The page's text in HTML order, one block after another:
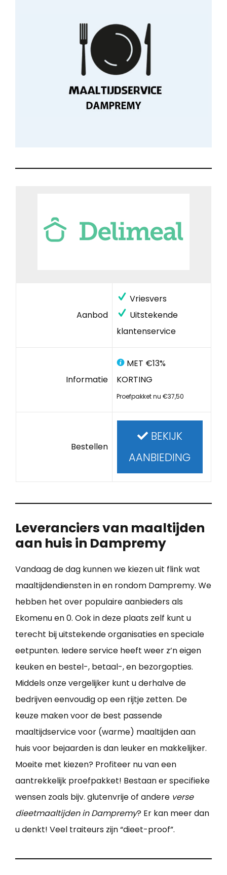
Aanbod
Vriesvers
Uitstekende
klantenservice
Informatie
MET €13%
KORTING
Proefpakket nu €37,50
Bestellen
BEKIJK
AANBIEDING
Leveranciers van maaltijden
aan huis in Dampremy
Vandaag de dag kunnen we kiezen uit flink wat
maaltijdendiensten in en rondom Dampremy. We
hebben het over populaire aanbieders als
Ekomenu en 0. Ook in deze plaats zelf kunt u
terecht bij uitstekende organisaties en speciale
eetpunten. Iedere service heeft weer z’n eigen
keuken en bestel-, betaal-, en bezorgopties.
Middels onze vergelijker kunt u derhalve de
bedrijven eenvoudig op een rijtje zetten. De
keuze maken voor de best passende
maaltijdservice voor (warme) maaltijden aan
huis voor bejaarden is dan leuker en makkelijker.
Moeite met kiezen? Profiteer nu van een
aantrekkelijk proefpakket! Bestaan er specifieke
wensen zoals bijv. glutenvrije of andere verse
dieetmaaltijden in Dampremy? Er kan meer dan
u denkt! Veel traiteurs zijn “dieet-proof”.